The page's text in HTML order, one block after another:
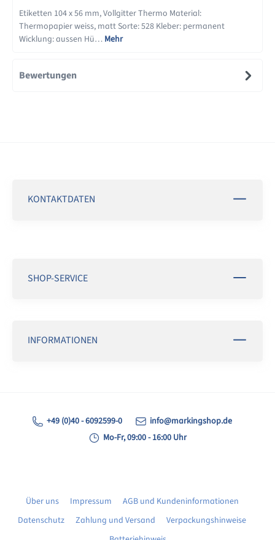
Etiketten 104 x 56 mm, Vollgitter Thermo Material:
Thermopapier weiss, matt Sorte: 528 Kleber: permanent
Wicklung: aussen Hü… Mehr
Bewertungen
KONTAKTDATEN
SHOP-SERVICE
INFORMATIONEN
+49 (0)40 - 6092599-0
info@markingshop.de
Mo-Fr, 09:00 - 16:00 Uhr
Über uns Impressum
AGB und Kundeninformationen
Datenschutz
Zahlung und Versand
Verpackungshinweise